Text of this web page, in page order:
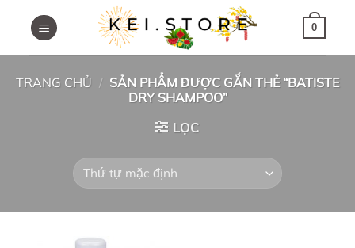
0
TRANG CHỦ / SẢN PHẨM ĐƯỢC GẮN THẺ “BATISTE
DRY SHAMPOO”
LỌC